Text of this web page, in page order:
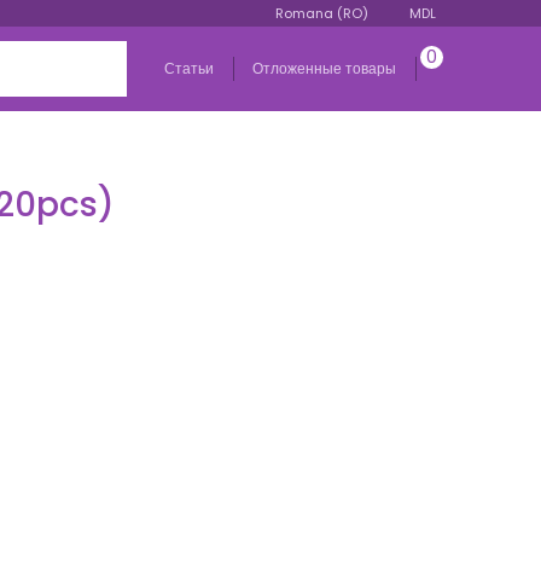
Romana (RO) MDL
Статьи Отложенные товары 0